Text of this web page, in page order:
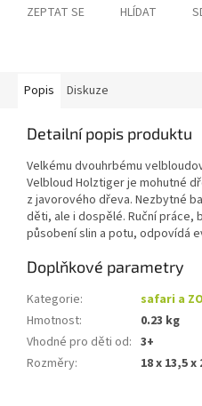
ZEPTAT SE HLÍDAT
Popis Diskuze
Detailní popis produktu
Velkému dvouhrbému
Velbloud Holztiger je mohutné
z javorového dřeva. Nezbytné
děti, ale i dospělé. Ruční práce,
působení slin a potu, odpovídá
Doplňkové parametry
Kategorie:
safari a
Hmotnost:
0.23 kg
Vhodné pro děti od: 3+
Rozměry: 18 x 13,5 x